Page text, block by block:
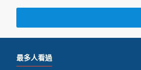
最多人看過